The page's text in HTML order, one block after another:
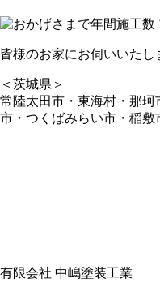
皆様のお家にお伺いいたし
＜茨城県＞
常陸太田市・東海村・那
市・つくばみらい市・稲
有限会社 中嶋塗装工業